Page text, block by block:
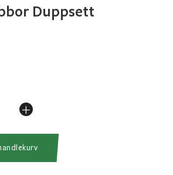
Duppsett
+